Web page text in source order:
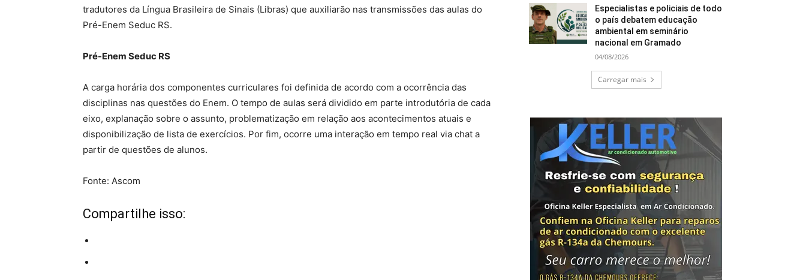
tradutores da Língua Brasileira de Sinais (Libras) que auxiliarão nas transmissões das aulas do
Pré-Enem Seduc RS.
Pré-Enem Seduc RS
A carga horária dos componentes curriculares foi definida de acordo com a ocorrência das
disciplinas nas questões do Enem. O tempo de aulas será dividido em parte introdutória de cada
eixo, explanação sobre o assunto, problematização em relação aos acontecimentos atuais e
disponibilização de lista de exercícios. Por fim, ocorre uma interação em tempo real via chat a
partir de questões de alunos.
Fonte: Ascom
Compartilhe isso:
Especialistas e policiais de todo
o país debatem educação
ambiental em seminário
nacional em Gramado
04/08/2026
Carregar mais